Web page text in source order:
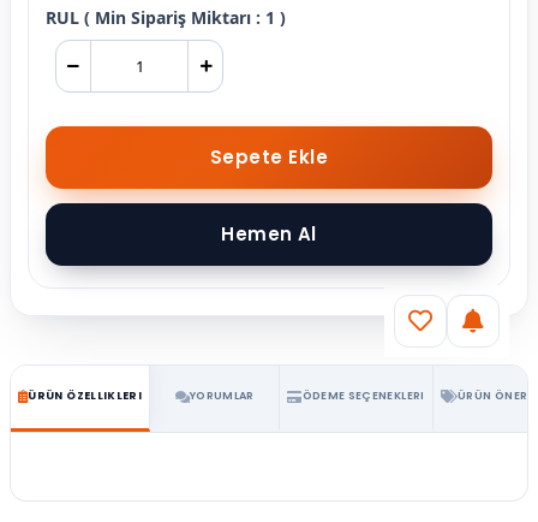
RUL ( Min Sipariş Miktarı : 1 )
ÜRÜN ÖZELLIKLERI YORUMLAR ÖDEME SEÇENEKLERI ÜRÜN